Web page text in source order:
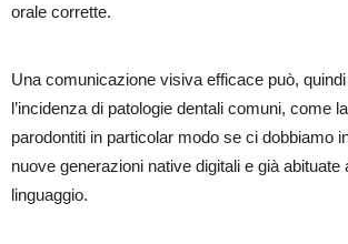
orale corrette.
Una comunicazione visiva efficace può,
l’incidenza di patologie dentali comuni, come
parodontiti in particolar modo se ci dobbiamo
nuove generazioni native digitali e già abituate
linguaggio.